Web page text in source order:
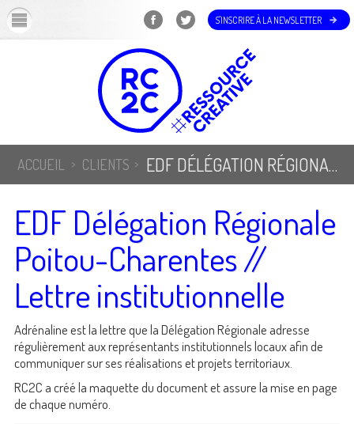
S'INSCRIRE À LA NEWSLETTER
ACCUEIL CLIENTS EDF DÉLÉGATION RÉGIONALE POITOU-CHARENTES // LETTRE INSTITUTIONNELLE
EDF Délégation Régionale
Poitou-Charentes //
Lettre institutionnelle
Adrénaline est la lettre que la Délégation Régionale adresse
régulièrement aux représentants institutionnels locaux afin de
communiquer sur ses réalisations et projets territoriaux.
RC2C a créé la maquette du document et assure la mise en page
de chaque numéro.